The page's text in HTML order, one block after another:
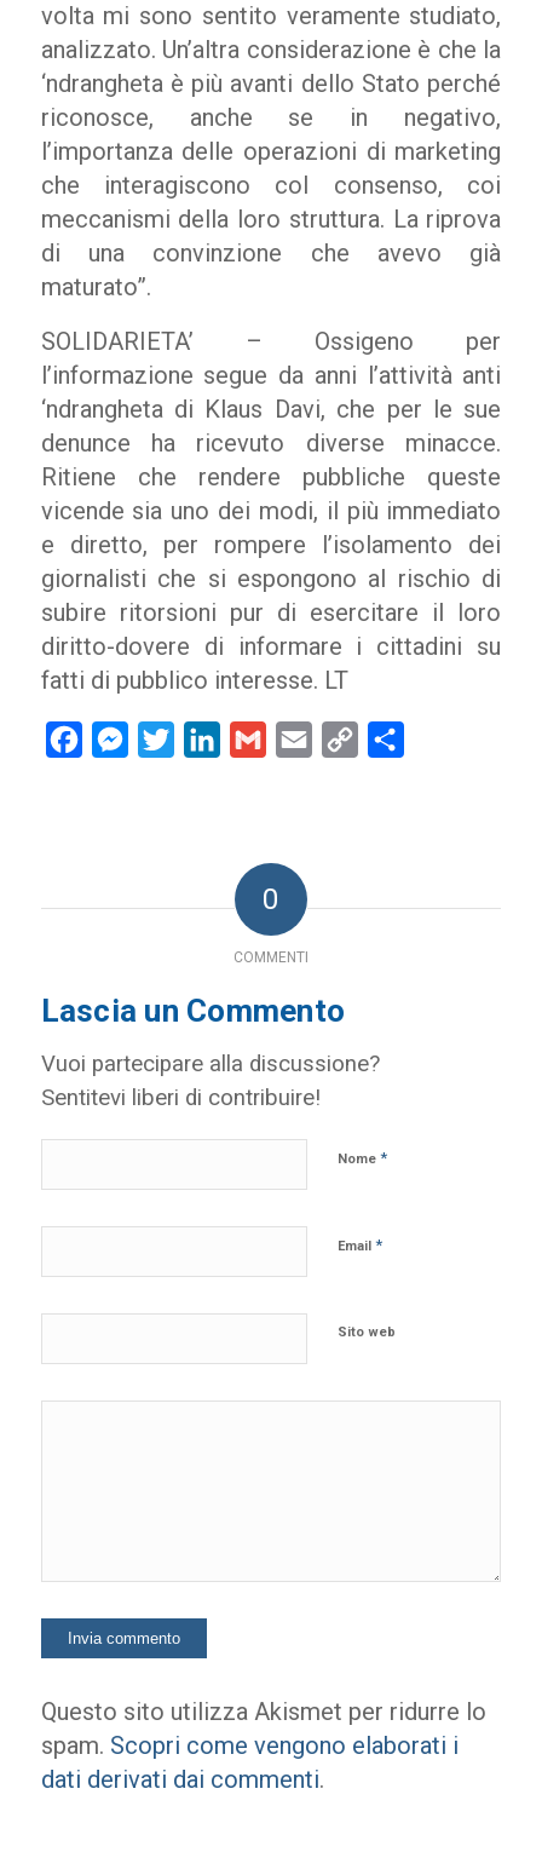
volta mi sono sentito veramente studiato,
analizzato. Un’altra considerazione è che la
‘ndrangheta è più avanti dello Stato perché
riconosce, anche se in negativo,
l’importanza delle operazioni di marketing
che interagiscono col consenso, coi
meccanismi della loro struttura. La riprova
di una convinzione che avevo già
maturato”.
SOLIDARIETA’ – Ossigeno per
l’informazione segue da anni l’attività anti
‘ndrangheta di Klaus Davi, che per le sue
denunce ha ricevuto diverse minacce.
Ritiene che rendere pubbliche queste
vicende sia uno dei modi, il più immediato
e diretto, per rompere l’isolamento dei
giornalisti che si espongono al rischio di
subire ritorsioni pur di esercitare il loro
diritto-dovere di informare i cittadini su
fatti di pubblico interesse. LT
FacebookMessenger
Twitter LinkedInGmail Email
Copy
0
COMMENTI
Lascia un Commento
Vuoi partecipare alla discussione?
Sentitevi liberi di contribuire!
Nome *
Email *
Sito web
Questo sito utilizza Akismet per ridurre lo
spam. Scopri come vengono elaborati i
dati derivati dai commenti.